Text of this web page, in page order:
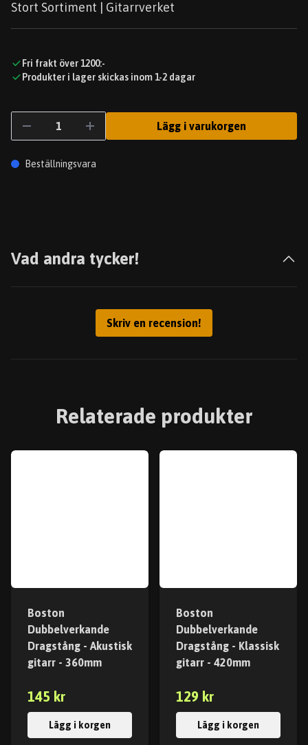
Stort Sortiment | Gitarrverket
Fri frakt över 1200:-
Produkter i lager skickas inom 1-2 dagar
Lägg i varukorgen
Beställningsvara
Vad andra tycker!
Skriv en recension!
Relaterade produkter
Boston
Dubbelverkande
Dragstång - Akustisk
gitarr - 360mm
145 kr
Lägg i korgen
Boston
Dubbelverkande
Dragstång - Klassisk
gitarr - 420mm
129 kr
Lägg i korgen